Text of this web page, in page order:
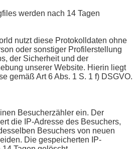
werden nach 14 Tagen
nutzt diese Protokolldaten ohne
oder sonstiger Profilerstellung
der Sicherheit und der
unserer Website. Hierin liegt
gemäß Art 6 Abs. 1 S. 1 f) DSGVO.
Besucherzähler ein. Der
die IP-Adresse des Besuchers,
Besuchers von neuen
Die gespeicherten IP-